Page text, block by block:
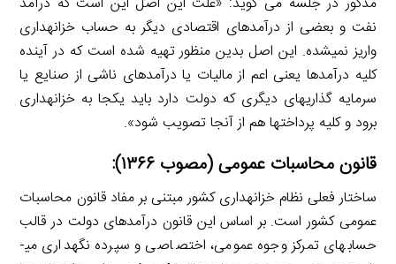
نفت و بعضی از درآمدهای اقتصادی دیگر به حساب خزانه­داری
واریز نمی­شده. این اصل بدین منظور تهیه شده است که در آینده
کلیه درآمدها یعنی اعم از مالیات یا درآمدهای ناشی از صنایع یا
سرمایه­ گذاری­های دیگری که دولت دارد باید یک­جا به خزانه­داری
برود و کلیه پرداخت­ها هم از آنجا تصویب شود».
قانون محاسبات عمومی (مصوب ۱۳۶۶):
ساختار فعلی نظام خزانه­داری کشور مبتنی بر مفاد قانون محاسبات
عمومی کشور است. بر اساس این قانون درآمدهای دولت در قالب
حساب­های تمرکز وجوه عمومی، اختصاصی و سپرده نگهداری می­